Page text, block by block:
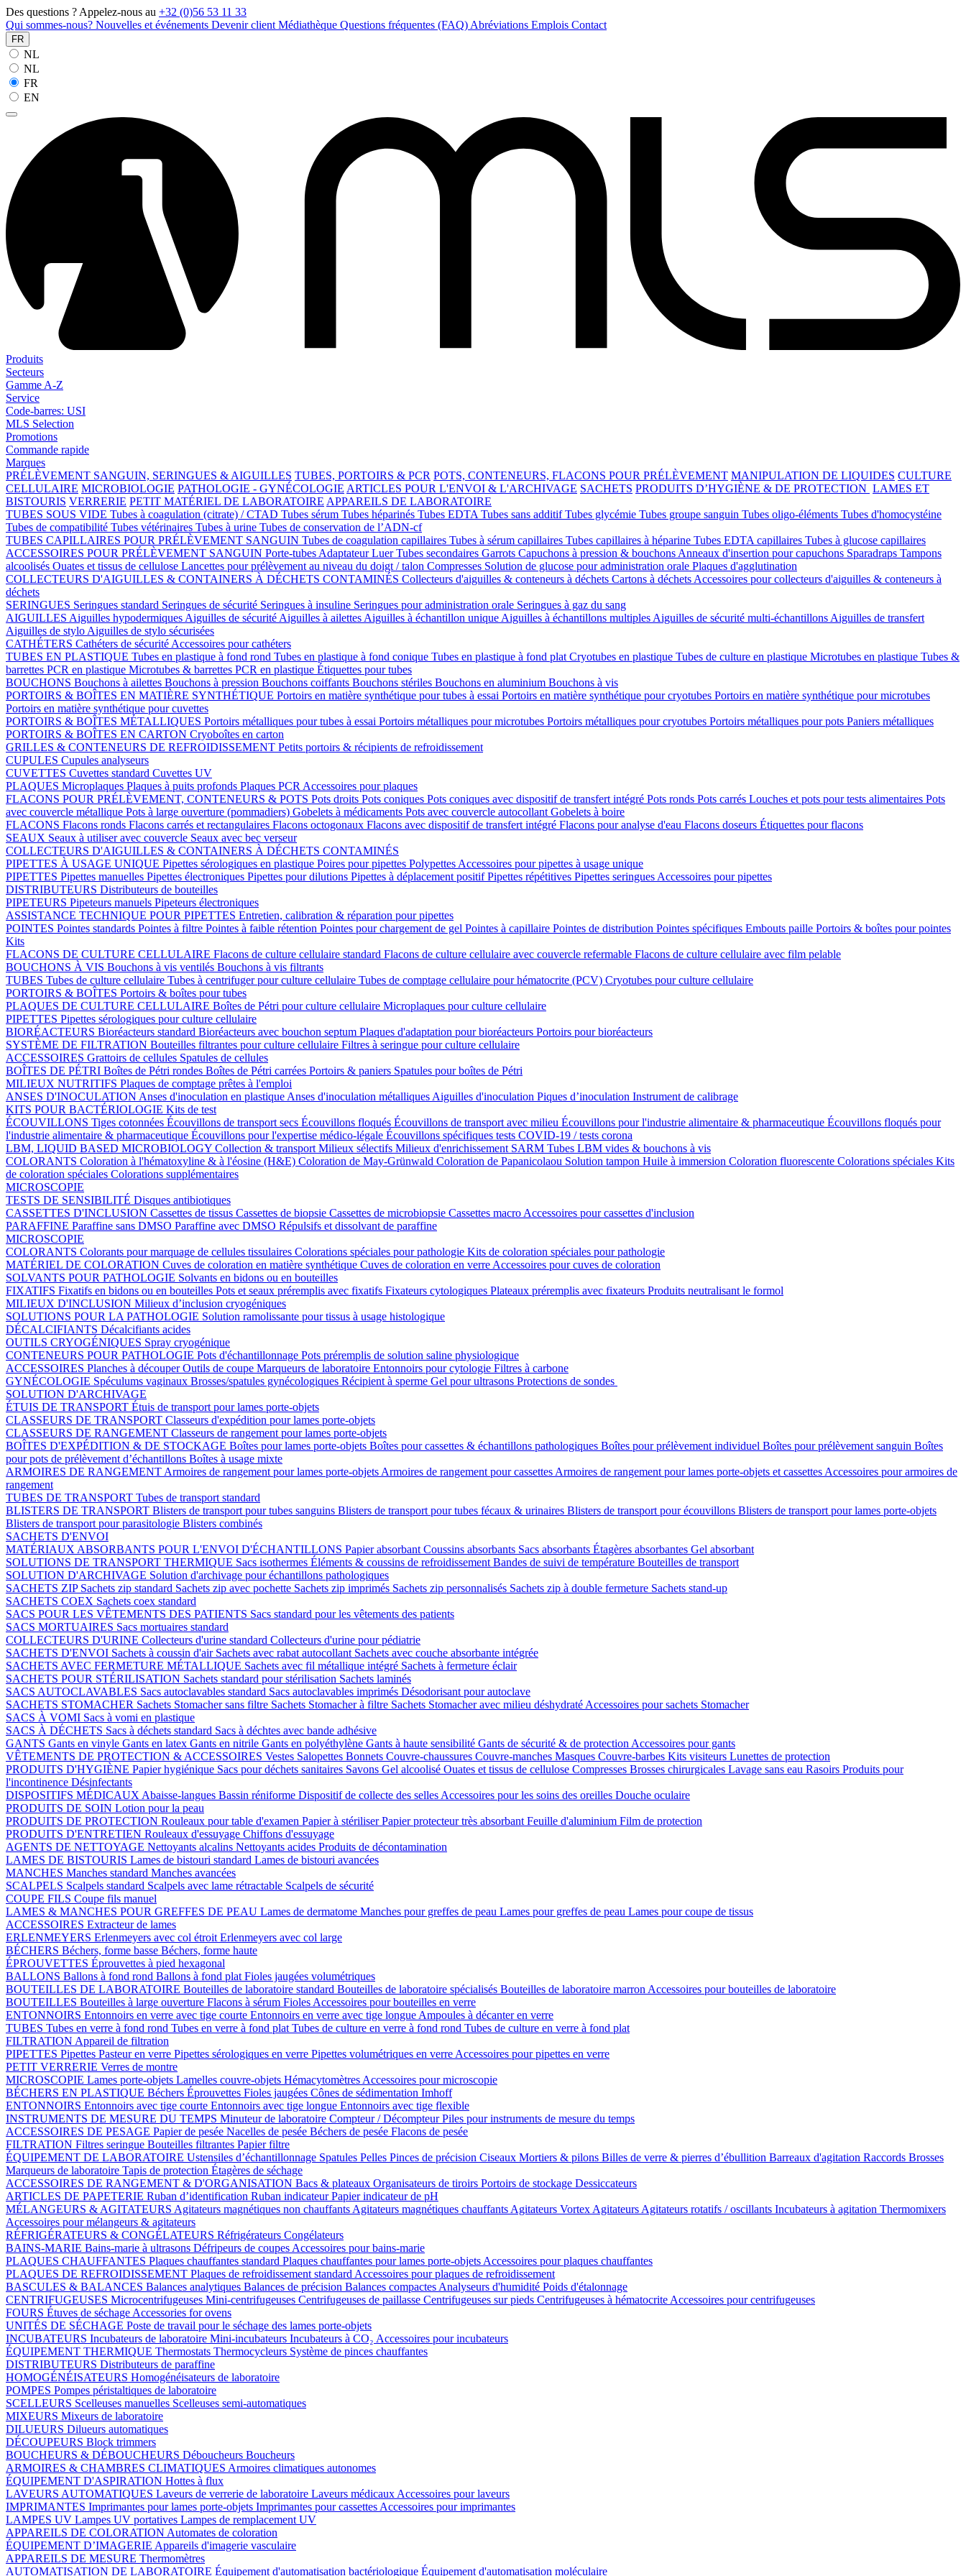
Des questions ? Appelez-nous au +32 (0)56 53 11 33
Qui sommes-nous? Nouvelles et événements Devenir client Médiathèque Questions fréquentes (FAQ) Abréviations Emplois Contact
FR
NL
NL
FR
EN
Produits
Secteurs
Gamme A-Z
Service
Code-barres: USI
MLS Selection
Promotions
Commande rapide
Marques
PRÉLÈVEMENT SANGUIN, SERINGUES & AIGUILLES TUBES, PORTOIRS & PCR POTS, CONTENEURS, FLACONS POUR PRÉLÈVEMENT MANIPULATION DE LIQUIDES CULTURE
CELLULAIRE MICROBIOLOGIE PATHOLOGIE - GYNÉCOLOGIE ARTICLES POUR L'ENVOI & L'ARCHIVAGE SACHETS PRODUITS D’HYGIÈNE & DE PROTECTION LAMES ET
BISTOURIS VERRERIE PETIT MATÉRIEL DE LABORATOIRE APPAREILS DE LABORATOIRE
TUBES SOUS VIDE Tubes à coagulation (citrate) / CTAD Tubes sérum Tubes héparinés Tubes EDTA Tubes sans additifTubes glycémie Tubes groupe sanguin Tubes oligo-éléments Tubes d'homocystéine
Tubes de compatibilité Tubes vétérinaires Tubes à urine Tubes de conservation de l’ADN-cf
TUBES CAPILLAIRES POUR PRÉLÈVEMENT SANGUIN Tubes de coagulation capillaires Tubes à sérum capillaires Tubes capillaires à héparine Tubes EDTA capillaires Tubes à glucose capillaires
ACCESSOIRES POUR PRÉLÈVEMENT SANGUIN Porte-tubes Adaptateur LuerTubes secondaires Garrots Capuchons à pression & bouchons Anneaux d'insertion pour capuchons Sparadraps Tampons
alcoolisés Ouates et tissus de cellulose Lancettes pour prélèvement au niveau du doigt / talon Compresses Solution de glucose pour administration orale Plaques d'agglutination
COLLECTEURS D'AIGUILLES & CONTAINERS À DÉCHETS CONTAMINÉS Collecteurs d'aiguilles & conteneurs à déchets Cartons à déchets Accessoires pour collecteurs d'aiguilles & conteneurs à
déchets
SERINGUES Seringues standard Seringues de sécurité Seringues à insuline Seringues pour administration orale Seringues à gaz du sang
AIGUILLES Aiguilles hypodermiques Aiguilles de sécurité Aiguilles à ailettes Aiguilles à échantillon unique Aiguilles à échantillons multiples Aiguilles de sécurité multi-échantillons Aiguilles de transfert
Aiguilles de stylo Aiguilles de stylo sécurisées
CATHÉTERS Cathéters de sécurité Accessoires pour cathéters
TUBES EN PLASTIQUE Tubes en plastique à fond rond Tubes en plastique à fond conique Tubes en plastique à fond plat Cryotubes en plastique Tubes de culture en plastique Microtubes en plastique Tubes &
barrettes PCR en plastique Microtubes & barrettes PCR en plastique Étiquettes pour tubes
BOUCHONS Bouchons à ailettes Bouchons à pression Bouchons coiffants Bouchons stériles Bouchons en aluminium Bouchons à vis
PORTOIRS & BOÎTES EN MATIÈRE SYNTHÉTIQUE Portoirs en matière synthétique pour tubes à essai Portoirs en matière synthétique pour cryotubes Portoirs en matière synthétique pour microtubes
Portoirs en matière synthétique pour cuvettes
PORTOIRS & BOÎTES MÉTALLIQUES Portoirs métalliques pour tubes à essai Portoirs métalliques pour microtubes Portoirs métalliques pour cryotubes Portoirs métalliques pour pots Paniers métalliques
PORTOIRS & BOÎTES EN CARTON Cryoboîtes en carton
GRILLES & CONTENEURS DE REFROIDISSEMENT Petits portoirs & récipients de refroidissement
CUPULES Cupules analyseurs
CUVETTES Cuvettes standard Cuvettes UV
PLAQUES Microplaques Plaques à puits profonds Plaques PCR Accessoires pour plaques
FLACONS POUR PRÉLÈVEMENT, CONTENEURS & POTS Pots droits Pots coniques Pots coniques avec dispositif de transfert intégré Pots ronds Pots carrés Louches et pots pour tests alimentaires Pots
avec couvercle métallique Pots à large ouverture (pommadiers) Gobelets à médicaments Pots avec couvercle autocollant Gobelets à boire
FLACONS Flacons ronds Flacons carrés et rectangulaires Flacons octogonaux Flacons avec dispositif de transfert intégré Flacons pour analyse d'eau Flacons doseurs Étiquettes pour flacons
SEAUX Seaux à utiliser avec couvercle Seaux avec bec verseur
COLLECTEURS D'AIGUILLES & CONTAINERS À DÉCHETS CONTAMINÉS
PIPETTES À USAGE UNIQUE Pipettes sérologiques en plastique Poires pour pipettes Polypettes Accessoires pour pipettes à usage unique
PIPETTES Pipettes manuelles Pipettes électroniques Pipettes pour dilutions Pipettes à déplacement positifPipettes répétitives Pipettes seringues Accessoires pour pipettes
DISTRIBUTEURS Distributeurs de bouteilles
PIPETEURS Pipeteurs manuels Pipeteurs électroniques
ASSISTANCE TECHNIQUE POUR PIPETTES Entretien, calibration & réparation pour pipettes
POINTES Pointes standards Pointes à filtre Pointes à faible rétention Pointes pour chargement de gel Pointes à capillaire Pointes de distribution Pointes spécifiques Embouts paille Portoirs & boîtes pour pointes
Kits
FLACONS DE CULTURE CELLULAIRE Flacons de culture cellulaire standard Flacons de culture cellulaire avec couvercle refermable Flacons de culture cellulaire avec film pelable
BOUCHONS À VIS Bouchons à vis ventilés Bouchons à vis filtrants
TUBES Tubes de culture cellulaire Tubes à centrifuger pour culture cellulaire Tubes de comptage cellulaire pour hématocrite (PCV) Cryotubes pour culture cellulaire
PORTOIRS & BOÎTES Portoirs & boîtes pour tubes
PLAQUES DE CULTURE CELLULAIRE Boîtes de Pétri pour culture cellulaire Microplaques pour culture cellulaire
PIPETTES Pipettes sérologiques pour culture cellulaire
BIORÉACTEURS Bioréacteurs standard Bioréacteurs avec bouchon septum Plaques d'adaptation pour bioréacteurs Portoirs pour bioréacteurs
SYSTÈME DE FILTRATION Bouteilles filtrantes pour culture cellulaire Filtres à seringue pour culture cellulaire
ACCESSOIRES Grattoirs de cellules Spatules de cellules
BOÎTES DE PÉTRI Boîtes de Pétri rondes Boîtes de Pétri carrées Portoirs & paniers Spatules pour boîtes de Pétri
MILIEUX NUTRITIFS Plaques de comptage prêtes à l'emploi
ANSES D'INOCULATION Anses d'inoculation en plastique Anses d'inoculation métalliques Aiguilles d'inoculation Piques d’inoculation Instrument de calibrage
KITS POUR BACTÉRIOLOGIE Kits de test
ÉCOUVILLONS Tiges cotonnées Écouvillons de transport secs Écouvillons floqués Écouvillons de transport avec milieu Écouvillons pour l'industrie alimentaire & pharmaceutique Écouvillons floqués pour
l'industrie alimentaire & pharmaceutique Écouvillons pour l'expertise médico-légale Écouvillons spécifiques tests COVID-19 / tests corona
LBM, LIQUID BASED MICROBIOLOGY Collection & transport Milieux sélectifs Milieux d'enrichissement SARM Tubes LBM vides & bouchons à vis
COLORANTS Coloration à l'hématoxyline & à l'éosine (H&E) Coloration de May-Grünwald Coloration de Papanicolaou Solution tampon Huile à immersion Coloration fluorescente Colorations spéciales Kits
de coloration spéciales Colorations supplémentaires
MICROSCOPIE
TESTS DE SENSIBILITÉ Disques antibiotiques
CASSETTES D'INCLUSION Cassettes de tissus Cassettes de biopsie Cassettes de microbiopsie Cassettes macro Accessoires pour cassettes d'inclusion
PARAFFINE Paraffine sans DMSO Paraffine avec DMSO Répulsifs et dissolvant de paraffine
MICROSCOPIE
COLORANTS Colorants pour marquage de cellules tissulaires Colorations spéciales pour pathologie Kits de coloration spéciales pour pathologie
MATÉRIEL DE COLORATION Cuves de coloration en matière synthétique Cuves de coloration en verre Accessoires pour cuves de coloration
SOLVANTS POUR PATHOLOGIE Solvants en bidons ou en bouteilles
FIXATIFS Fixatifs en bidons ou en bouteilles Pots et seaux préremplis avec fixatifs Fixateurs cytologiques Plateaux préremplis avec fixateurs Produits neutralisant le formol
MILIEUX D'INCLUSION Milieux d’inclusion cryogéniques
SOLUTIONS POUR LA PATHOLOGIE Solution ramolissante pour tissus à usage histologique
DÉCALCIFIANTS Décalcifiants acides
OUTILS CRYOGÉNIQUES Spray cryogénique
CONTENEURS POUR PATHOLOGIE Pots d'échantillonnage Pots préremplis de solution saline physiologique
ACCESSOIRES Planches à découperOutils de coupe Marqueurs de laboratoire Entonnoirs pour cytologie Filtres à carbone
GYNÉCOLOGIE Spéculums vaginaux Brosses/spatules gynécologiques Récipient à sperme Gel pour ultrasons Protections de sondes
SOLUTION D'ARCHIVAGE
ÉTUIS DE TRANSPORT Étuis de transport pour lames porte-objets
CLASSEURS DE TRANSPORT Classeurs d'expédition pour lames porte-objets
CLASSEURS DE RANGEMENT Classeurs de rangement pour lames porte-objets
BOÎTES D'EXPÉDITION & DE STOCKAGE Boîtes pour lames porte-objets Boîtes pour cassettes & échantillons pathologiques Boîtes pour prélèvement individuel Boîtes pour prélèvement sanguin Boîtes
pour pots de prélèvement d’échantillons Boîtes à usage mixte
ARMOIRES DE RANGEMENT Armoires de rangement pour lames porte-objets Armoires de rangement pour cassettes Armoires de rangement pour lames porte-objets et cassettes Accessoires pour armoires de
rangement
TUBES DE TRANSPORT Tubes de transport standard
BLISTERS DE TRANSPORT Blisters de transport pour tubes sanguins Blisters de transport pour tubes fécaux & urinaires Blisters de transport pour écouvillons Blisters de transport pour lames porte-objets
Blisters de transport pour parasitologie Blisters combinés
SACHETS D'ENVOI
MATÉRIAUX ABSORBANTS POUR L'ENVOI D'ÉCHANTILLONS Papier absorbant Coussins absorbants Sacs absorbants Étagères absorbantes Gel absorbant
SOLUTIONS DE TRANSPORT THERMIQUE Sacs isothermes Éléments & coussins de refroidissement Bandes de suivi de température Bouteilles de transport
SOLUTION D'ARCHIVAGE Solution d'archivage pour échantillons pathologiques
SACHETS ZIP Sachets zip standard Sachets zip avec pochette Sachets zip imprimés Sachets zip personnalisés Sachets zip à double fermeture Sachets stand-up
SACHETS COEX Sachets coex standard
SACS POUR LES VÊTEMENTS DES PATIENTS Sacs standard pour les vêtements des patients
SACS MORTUAIRES Sacs mortuaires standard
COLLECTEURS D'URINE Collecteurs d'urine standard Collecteurs d'urine pour pédiatrie
SACHETS D'ENVOI Sachets à coussin d'air Sachets avec rabat autocollant Sachets avec couche absorbante intégrée
SACHETS AVEC FERMETURE MÉTALLIQUE Sachets avec fil métallique intégré Sachets à fermeture éclair
SACHETS POUR STÉRILISATION Sachets standard pour stérilisation Sachets laminés
SACS AUTOCLAVABLES Sacs autoclavables standard Sacs autoclavables imprimés Désodorisant pour autoclave
SACHETS STOMACHER Sachets Stomacher sans filtre Sachets Stomacher à filtre Sachets Stomacher avec milieu déshydraté Accessoires pour sachets Stomacher
SACS À VOMI Sacs à vomi en plastique
SACS À DÉCHETS Sacs à déchets standard Sacs à déchtes avec bande adhésive
GANTS Gants en vinyle Gants en latex Gants en nitrile Gants en polyéthylène Gants à haute sensibilité Gants de sécurité & de protection Accessoires pour gants
VÊTEMENTS DE PROTECTION & ACCESSOIRES Vestes Salopettes Bonnets Couvre-chaussures Couvre-manches Masques Couvre-barbes Kits visiteurs Lunettes de protection
PRODUITS D'HYGIÈNE Papier hygiénique Sacs pour déchets sanitaires Savons Gel alcoolisé Ouates et tissus de cellulose Compresses Brosses chirurgicales Lavage sans eau Rasoirs Produits pour
l'incontinence Désinfectants
DISPOSITIFS MÉDICAUX Abaisse-langues Bassin réniforme Dispositif de collecte des selles Accessoires pour les soins des oreilles Douche oculaire
PRODUITS DE SOIN Lotion pour la peau
PRODUITS DE PROTECTION Rouleaux pour table d'examen Papier à stériliserPapier protecteur très absorbant Feuille d'aluminium Film de protection
PRODUITS D'ENTRETIEN Rouleaux d'essuyage Chiffons d'essuyage
AGENTS DE NETTOYAGE Nettoyants alcalins Nettoyants acides Produits de décontamination
LAMES DE BISTOURIS Lames de bistouri standard Lames de bistouri avancées
MANCHES Manches standard Manches avancées
SCALPELS Scalpels standard Scalpels avec lame rétractable Scalpels de sécurité
COUPE FILS Coupe fils manuel
LAMES & MANCHES POUR GREFFES DE PEAU Lames de dermatome Manches pour greffes de peau Lames pour greffes de peau Lames pour coupe de tissus
ACCESSOIRES Extracteur de lames
ERLENMEYERS Erlenmeyers avec col étroit Erlenmeyers avec col large
BÉCHERS Béchers, forme basse Béchers, forme haute
ÉPROUVETTES Éprouvettes à pied hexagonal
BALLONS Ballons à fond rond Ballons à fond plat Fioles jaugées volumétriques
BOUTEILLES DE LABORATOIRE Bouteilles de laboratoire standard Bouteilles de laboratoire spécialisés Bouteilles de laboratoire marron Accessoires pour bouteilles de laboratoire
BOUTEILLES Bouteilles à large ouverture Flacons à sérum Fioles Accessoires pour bouteilles en verre
ENTONNOIRS Entonnoirs en verre avec tige courte Entonnoirs en verre avec tige longue Ampoules à décanter en verre
TUBES Tubes en verre à fond rond Tubes en verre à fond plat Tubes de culture en verre à fond rond Tubes de culture en verre à fond plat
FILTRATION Appareil de filtration
PIPETTES Pipettes Pasteur en verre Pipettes sérologiques en verre Pipettes volumétriques en verre Accessoires pour pipettes en verre
PETIT VERRERIE Verres de montre
MICROSCOPIE Lames porte-objets Lamelles couvre-objets Hémacytomètres Accessoires pour microscopie
BÉCHERS EN PLASTIQUE Béchers Éprouvettes Fioles jaugées Cônes de sédimentation Imhoff
ENTONNOIRS Entonnoirs avec tige courte Entonnoirs avec tige longue Entonnoirs avec tige flexible
INSTRUMENTS DE MESURE DU TEMPS Minuteur de laboratoire Compteur / DécompteurPiles pour instruments de mesure du temps
ACCESSOIRES DE PESAGE Papier de pesée Nacelles de pesée Béchers de pesée Flacons de pesée
FILTRATION Filtres seringue Bouteilles filtrantes Papier filtre
ÉQUIPEMENT DE LABORATOIRE Ustensiles d’échantillonnage Spatules Pelles Pinces de précision Ciseaux Mortiers & pilons Billes de verre & pierres d’ébullition Barreaux d'agitation Raccords Brosses
Marqueurs de laboratoire Tapis de protection Étagères de séchage
ACCESSOIRES DE RANGEMENT & D'ORGANISATION Bacs & plateaux Organisateurs de tiroirs Portoirs de stockage Dessiccateurs
ARTICLES DE PAPETERIE Ruban d’identification Ruban indicateurPapier indicateur de pH
MÉLANGEURS & AGITATEURS Agitateurs magnétiques non chauffants Agitateurs magnétiques chauffants Agitateurs Vortex Agitateurs Agitateurs rotatifs / oscillants Incubateurs à agitation Thermomixers
Accessoires pour mélangeurs & agitateurs
RÉFRIGÉRATEURS & CONGÉLATEURS Réfrigérateurs Congélateurs
BAINS-MARIE Bains-marie à ultrasons Défripeurs de coupes Accessoires pour bains-marie
PLAQUES CHAUFFANTES Plaques chauffantes standard Plaques chauffantes pour lames porte-objets Accessoires pour plaques chauffantes
PLAQUES DE REFROIDISSEMENT Plaques de refroidissement standard Accessoires pour plaques de refroidissement
BASCULES & BALANCES Balances analytiques Balances de précision Balances compactes Analyseurs d'humidité Poids d'étalonnage
CENTRIFUGEUSES Microcentrifugeuses Mini-centrifugeuses Centrifugeuses de paillasse Centrifugeuses sur pieds Centrifugeuses à hématocrite Accessoires pour centrifugeuses
FOURS Étuves de séchage Accessories for ovens
UNITÉS DE SÉCHAGE Poste de travail pour le séchage des lames porte-objets
INCUBATEURS Incubateurs de laboratoire Mini-incubateurs Incubateurs à CO₂ Accessoires pour incubateurs
ÉQUIPEMENT THERMIQUE Thermostats Thermocycleurs Système de pinces chauffantes
DISTRIBUTEURS Distributeurs de paraffine
HOMOGÉNÉISATEURS Homogénéisateurs de laboratoire
POMPES Pompes péristaltiques de laboratoire
SCELLEURS Scelleuses manuelles Scelleuses semi-automatiques
MIXEURS Mixeurs de laboratoire
DILUEURS Dilueurs automatiques
DÉCOUPEURS Block trimmers
BOUCHEURS & DÉBOUCHEURS Déboucheurs Boucheurs
ARMOIRES & CHAMBRES CLIMATIQUES Armoires climatiques autonomes
ÉQUIPEMENT D'ASPIRATION Hottes à flux
LAVEURS AUTOMATIQUES Laveurs de verrerie de laboratoire Laveurs médicaux Accessoires pour laveurs
IMPRIMANTES Imprimantes pour lames porte-objets Imprimantes pour cassettes Accessoires pour imprimantes
LAMPES UV Lampes UV portatives Lampes de remplacement UV
APPAREILS DE COLORATION Automates de coloration
ÉQUIPEMENT D’IMAGERIE Appareils d'imagerie vasculaire
APPAREILS DE MESURE Thermomètres
AUTOMATISATION DE LABORATOIRE Équipement d'automatisation bactériologique Équipement d'automatisation moléculaire